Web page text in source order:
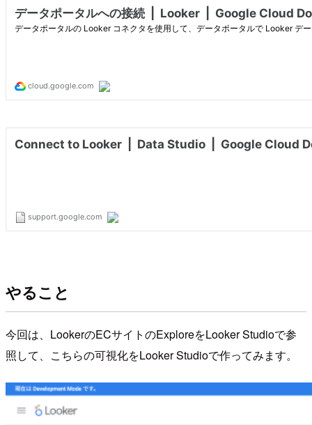
やること
今回は、LookerのECサイトのExploreをLooker Studioで参
照して、こちらの可視化をLooker Studioで作ってみます。